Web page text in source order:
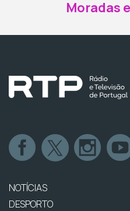
Moradas
NOTÍCIAS
DESPORTO